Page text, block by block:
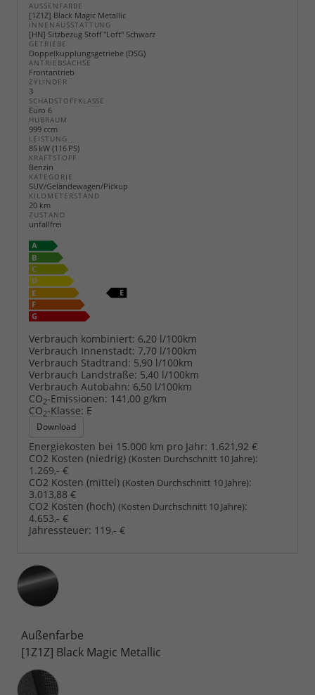
AUSSENFARBE
[1Z1Z] Black Magic Metallic
INNENAUSSTATTUNG
[HN] Sitzbezug Stoff "Loft" Schwarz
GETRIEBE
Doppelkupplungsgetriebe (DSG)
ANTRIEBSACHSE
Frontantrieb
ZYLINDER
3
SCHADSTOFFKLASSE
Euro 6
HUBRAUM
999 ccm
LEISTUNG
85 kW (116 PS)
KRAFTSTOFF
Benzin
KATEGORIE
SUV/Geländewagen/Pickup
KILOMETERSTAND
20 km
ZUSTAND
unfallfrei
Verbrauch kombiniert: 6,20 l/100km
Verbrauch Innenstadt: 7,70 l/100km
Verbrauch Stadtrand: 5,90 l/100km
Verbrauch Landstraße: 5,40 l/100km
Verbrauch Autobahn: 6,50 l/100km
CO2-Emissionen: 141,00 g/km
CO2-Klasse: E
Download
Energiekosten bei 15.000 km pro Jahr: 1.621,92 €
CO2 Kosten (niedrig) (Kosten Durchschnitt 10 Jahre):
1.269,- €
CO2 Kosten (mittel) (Kosten Durchschnitt 10 Jahre):
3.013,88 €
CO2 Kosten (hoch) (Kosten Durchschnitt 10 Jahre):
4.653,- €
Jahressteuer: 119,- €
Außenfarbe
[1Z1Z] Black Magic Metallic
Innenausstattung